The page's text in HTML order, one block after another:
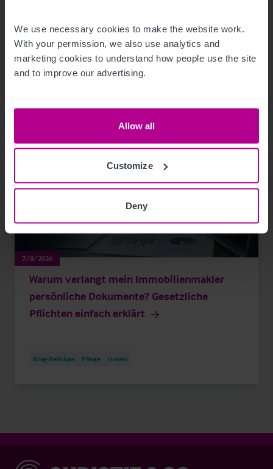
We use necessary cookies to make the website work.
With your permission, we also use analytics and
marketing cookies to understand how people use the site
and to improve our advertising.
Allow all
Customize
Deny
Pressemitteilungen Hotels
7/8/2026
Warum verlangt mein Immobilienmakler
persönliche Dokumente? Gesetzliche
Pflichten einfach erklärt
Blog-Beiträge Pflege Hotels
Christie & Co